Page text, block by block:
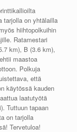
tarjolla on yhtälailla
hiihtopolkuihin
Ratamestari
km), B (3.6 km),
maastoa
Polkuja
että
käytössä kauden
laatutyötä
Tuttuun tapaan
on tarjolla
Tervetuloa!